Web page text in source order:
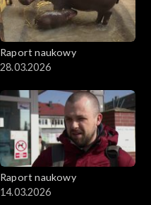
Raport naukowy
28.03.2026
Raport naukowy
14.03.2026